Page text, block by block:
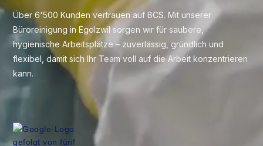
Über 6'500 Kunden vertrauen auf BCS. Mit unserer
Büroreinigung in Egolzwil sorgen wir für saubere,
hygienische Arbeitsplätze – zuverlässig, gründlich und
flexibel, damit sich Ihr Team voll auf die Arbeit konzentrieren
kann.